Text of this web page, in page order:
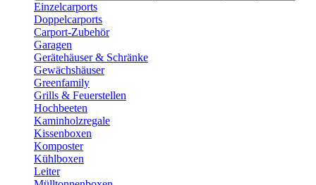
Einzelcarports
Doppelcarports
Carport-Zubehör
Garagen
Gerätehäuser & Schränke
Gewächshäuser
Greenfamily
Grills & Feuerstellen
Hochbeeten
Kaminholzregale
Kissenboxen
Komposter
Kühlboxen
Leiter